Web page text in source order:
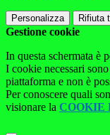
Personalizza Rifiuta
Gestione cookie
In questa schermata è
I cookie necessari
piattaforma e non è
Per conoscere quali
visionare la COOKIE